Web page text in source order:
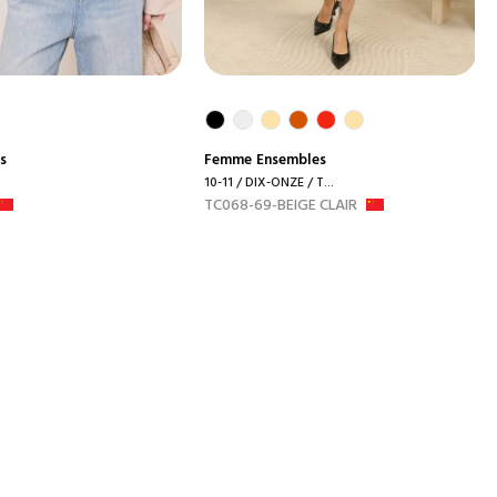
Femme Ensembles
10-11 / DIX-ONZE / T...
TC068-69-BEIGE CLAIR